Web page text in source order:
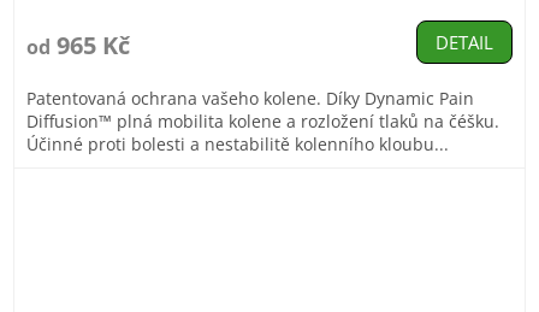
produktu
je
z
5
hvězdiček.
od 965 Kč DETAIL
Patentovaná ochrana vašeho kolene. Díky Dynamic Pain
Diffusion™ plná mobilita kolene a rozložení tlaků na čéšku.
Účinné proti bolesti a nestabilitě kolenního kloubu...